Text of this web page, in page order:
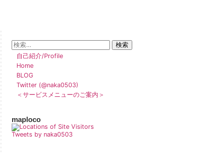
自己紹介/Profile
Home
BLOG
Twitter (@naka0503)
＜サービスメニューのご案内＞
maploco
Tweets by naka0503